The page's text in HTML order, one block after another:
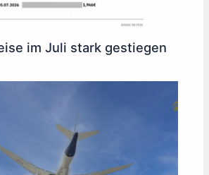
im Juli stark gestiegen